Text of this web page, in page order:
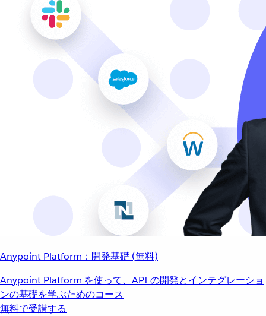
Anypoint Platform：開発基礎 (無料)
Anypoint Platform を使って、API の開発とインテグレーショ
ンの基礎を学ぶためのコース
無料で受講する